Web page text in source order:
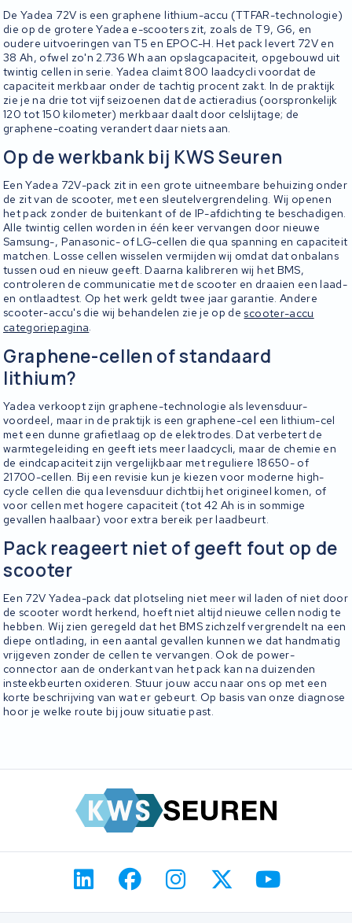
De Yadea 72V is een graphene lithium-accu (TTFAR-technologie)
die op de grotere Yadea e-scooters zit, zoals de T9, G6, en
oudere uitvoeringen van T5 en EPOC-H. Het pack levert 72V en
38 Ah, ofwel zo'n 2.736 Wh aan opslagcapaciteit, opgebouwd uit
twintig cellen in serie. Yadea claimt 800 laadcycli voordat de
capaciteit merkbaar onder de tachtig procent zakt. In de praktijk
zie je na drie tot vijf seizoenen dat de actieradius (oorspronkelijk
120 tot 150 kilometer) merkbaar daalt door celslijtage; de
graphene-coating verandert daar niets aan.
Op de werkbank bij KWS Seuren
Een Yadea 72V-pack zit in een grote uitneembare behuizing onder
de zit van de scooter, met een sleutelvergrendeling. Wij openen
het pack zonder de buitenkant of de IP-afdichting te beschadigen.
Alle twintig cellen worden in één keer vervangen door nieuwe
Samsung-, Panasonic- of LG-cellen die qua spanning en capaciteit
matchen. Losse cellen wisselen vermijden wij omdat dat onbalans
tussen oud en nieuw geeft. Daarna kalibreren wij het BMS,
controleren de communicatie met de scooter en draaien een laad-
en ontlaadtest. Op het werk geldt twee jaar garantie. Andere
scooter-accu's die wij behandelen zie je op de scooter-accu
categoriepagina.
Graphene-cellen of standaard
lithium?
Yadea verkoopt zijn graphene-technologie als levensduur-
voordeel, maar in de praktijk is een graphene-cel een lithium-cel
met een dunne grafietlaag op de elektrodes. Dat verbetert de
warmtegeleiding en geeft iets meer laadcycli, maar de chemie en
de eindcapaciteit zijn vergelijkbaar met reguliere 18650- of
21700-cellen. Bij een revisie kun je kiezen voor moderne high-
cycle cellen die qua levensduur dichtbij het origineel komen, of
voor cellen met hogere capaciteit (tot 42 Ah is in sommige
gevallen haalbaar) voor extra bereik per laadbeurt.
Pack reageert niet of geeft fout op de
scooter
Een 72V Yadea-pack dat plotseling niet meer wil laden of niet door
de scooter wordt herkend, hoeft niet altijd nieuwe cellen nodig te
hebben. Wij zien geregeld dat het BMS zichzelf vergrendelt na een
diepe ontlading, in een aantal gevallen kunnen we dat handmatig
vrijgeven zonder de cellen te vervangen. Ook de power-
connector aan de onderkant van het pack kan na duizenden
insteekbeurten oxideren. Stuur jouw accu naar ons op met een
korte beschrijving van wat er gebeurt. Op basis van onze diagnose
hoor je welke route bij jouw situatie past.